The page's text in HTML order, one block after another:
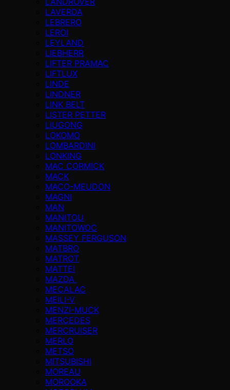
LAVERDA
LEBRERO
LEROI
LEYLAND
LIEBHERR
LIFTER PRAMAC
LIFTLUX
LINDE
LINDNER
LINK BELT
LISTER PETTER
LIUGONG
LOKOMO
LOMBARDINI
LONKING
MAC CORMICK
MACK
MACO-MEUDON
MAGNI
MAN
MANITOU
MANITOWOC
MASSEY FERGUSON
MATBRO
MATROT
MATTEI
MAZDA
MECALAC
MEILI-V
MENZI-MUCK
MERCEDES
MERCRUISER
MERLO
METSO
MITSUBISHI
MOREAU
MOROOKA